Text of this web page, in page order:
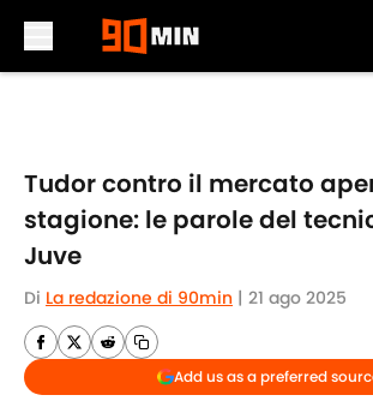
Tudor contro il mercato
stagione: le parole del
Juve
Di La redazione di 90min | 21 ago 2025
Add us as a preferred